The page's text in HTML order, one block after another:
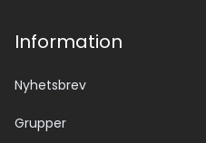
Information
Nyhetsbrev
Grupper